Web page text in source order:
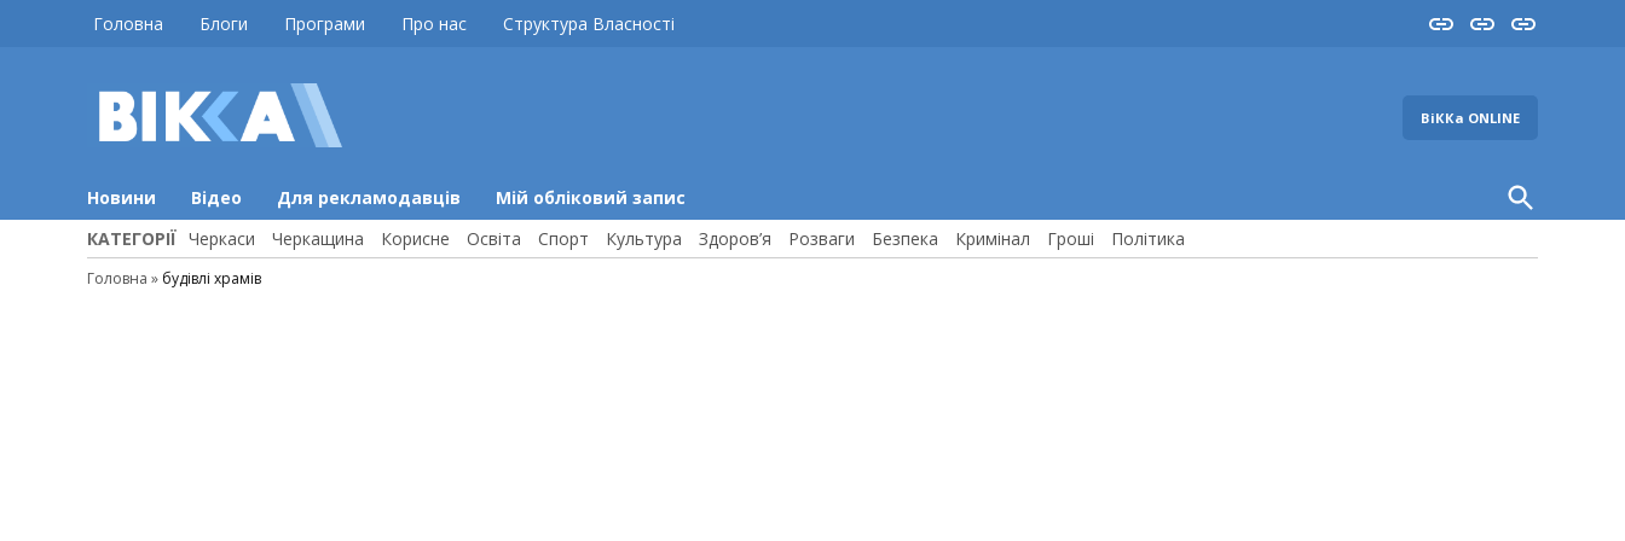
Головна Блоги Програми Про нас Структура Власності InstaYouTube
FB
ВіККа ONLINE
Новини Відео Для рекламодавців Мій обліковий запис
Open
Search
КАТЕГОРІЇ Черкаси Черкащина Корисне Освіта Спорт Культура Здоров’я Розваги Безпека Кримінал Гроші Політика
Головна » будівлі храмів